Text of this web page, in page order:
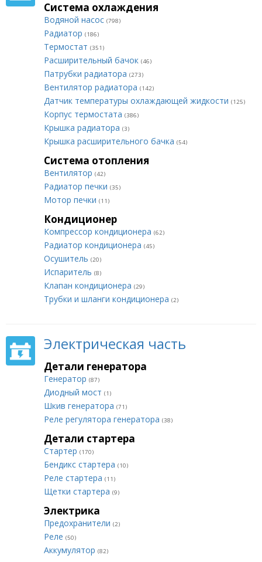
Система охлаждения
Водяной насос (798)
Радиатор (186)
Термостат (351)
Расширительный бачок (46)
Патрубки радиатора (273)
Вентилятор радиатора (142)
Датчик температуры охлаждающей жидкости (125)
Корпус термостата (386)
Крышка радиатора (3)
Крышка расширительного бачка (54)
Система отопления
Вентилятор (42)
Радиатор печки (35)
Мотор печки (11)
Кондиционер
Компрессор кондиционера (62)
Радиатор кондиционера (45)
Осушитель (20)
Испаритель (8)
Клапан кондиционера (29)
Трубки и шланги кондиционера (2)
Электрическая часть
Детали генератора
Генератор (87)
Диодный мост (1)
Шкив генератора (71)
Реле регулятора генератора (38)
Детали стартера
Стартер (170)
Бендикс стартера (10)
Реле стартера (11)
Щетки стартера (9)
Электрика
Предохранители (2)
Реле (50)
Аккумулятор (82)